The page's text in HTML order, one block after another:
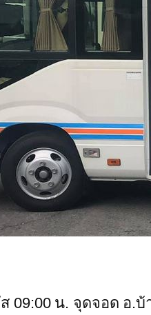
09:00 น. จุดจอด อ.